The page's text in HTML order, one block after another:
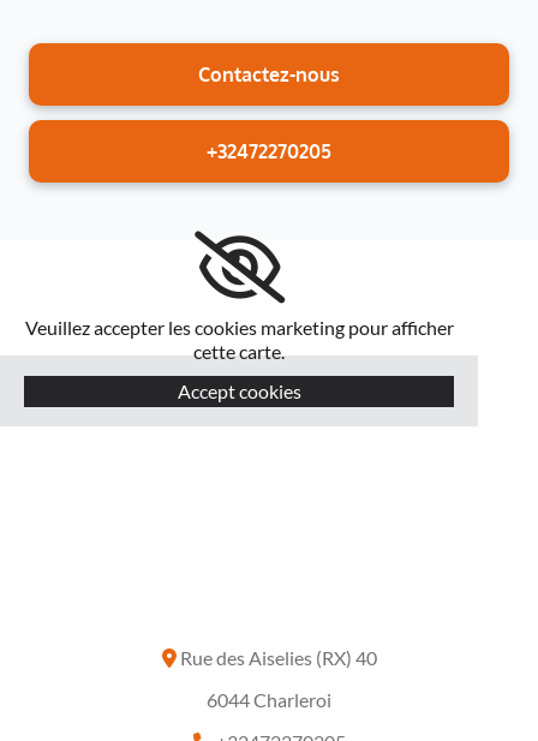
Contactez-nous
+32472270205
Veuillez accepter les cookies marketing pour afficher
cette carte.
Accept cookies
 Rue des Aiselies (RX) 40
6044 Charleroi